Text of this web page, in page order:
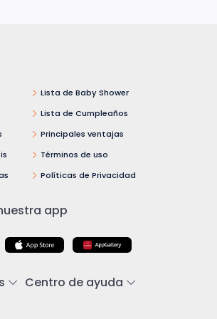
Lista de Baby Shower
Lista de Cumpleaños
Principales ventajas
Términos de uso
Políticas de Privacidad
app
Centro de ayuda